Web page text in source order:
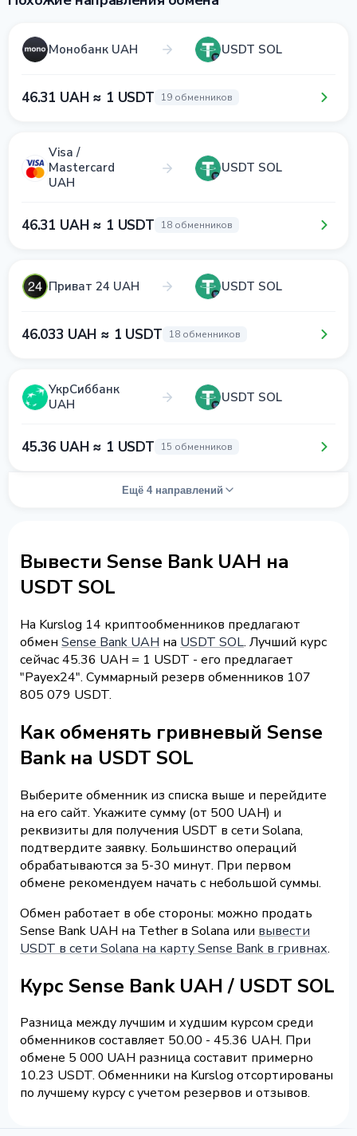
Монобанк UAH USDT SOL
46.31 UAH ≈ 1 USDT 19 обменников
Visa /
Mastercard
UAH
USDT SOL
46.31 UAH ≈ 1 USDT 18 обменников
Приват 24 UAH USDT SOL
46.033 UAH ≈ 1 USDT 18 обменников
УкрСиббанк
UAH
USDT SOL
45.36 UAH ≈ 1 USDT 15 обменников
Ещё 4 направлений
Вывести Sense Bank UAH на
USDT SOL
На Kurslog 14 криптообменников предлагают
обмен Sense Bank UAH на USDT SOL. Лучший курс
сейчас 45.36 UAH = 1 USDT - его предлагает
"Payex24". Суммарный резерв обменников 107
805 079 USDT.
Как обменять гривневый Sense
Bank на USDT SOL
Выберите обменник из списка выше и перейдите
на его сайт. Укажите сумму (от 500 UAH) и
реквизиты для получения USDT в сети Solana,
подтвердите заявку. Большинство операций
обрабатываются за 5-30 минут. При первом
обмене рекомендуем начать с небольшой суммы.
Обмен работает в обе стороны: можно продать
Sense Bank UAH на Tether в Solana или вывести
USDT в сети Solana на карту Sense Bank в гривнах.
Курс Sense Bank UAH / USDT SOL
Разница между лучшим и худшим курсом среди
обменников составляет 50.00 - 45.36 UAH. При
обмене 5 000 UAH разница составит примерно
10.23 USDT. Обменники на Kurslog отсортированы
по лучшему курсу с учетом резервов и отзывов.